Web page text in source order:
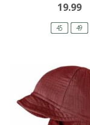
45 49
19.99